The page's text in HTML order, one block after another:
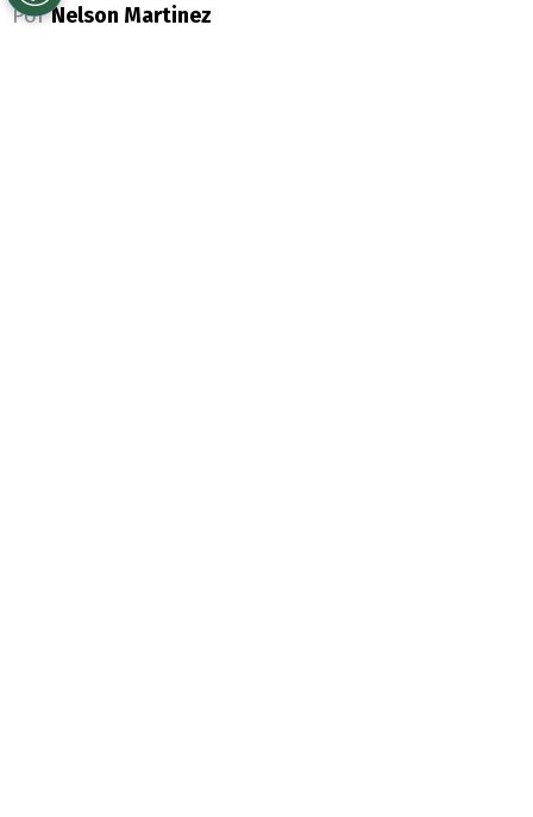
Por Nelson Martinez